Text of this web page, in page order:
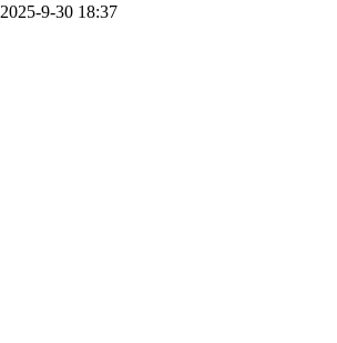
2025-9-30 18:37